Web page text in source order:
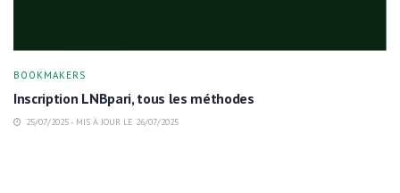
BOOKMAKERS
Inscription LNBpari, tous les méthodes
25/07/2025 - MIS À JOUR LE 26/07/2025